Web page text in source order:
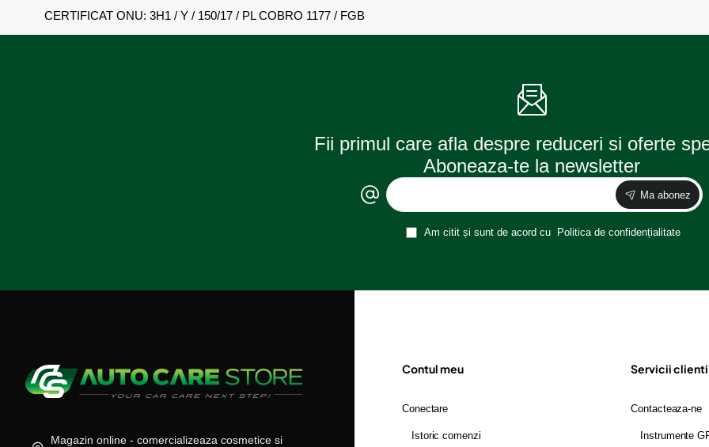
CERTIFICAT ONU: 3H1 / Y / 150/17 / PL COBRO 1177 / FGB
Fii primul care afla despre reduceri si oferte
Aboneaza-te la newsletter
Ma abonez
Am citit și sunt de acord cu Politica de confidențialitate
Magazin online - comercializeaza cosmetice si
Contul meu
Conectare
Istoric comenzi
Servicii clienti
Contacteaza-ne
Instrumente